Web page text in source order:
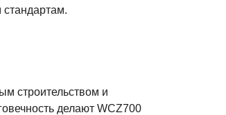
строительством и
делают WCZ700